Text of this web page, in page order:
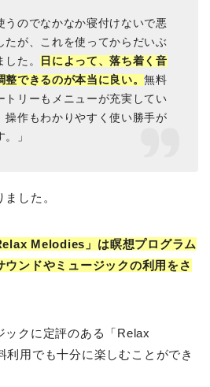
うのでなかなか寝付けないで悪
たが、これを使ってからだいぶ
た。
日によって、落ち着く音
整できるのが本当に良い。無料
トリーもメニューが充実してい
操作もわかりやすく使い勝手が
」
した。
Melodies」は瞑想プログラム
ンドやミュージックの利用をさ
ックに定評のある「Relax
利用でも十分に楽しむことができ